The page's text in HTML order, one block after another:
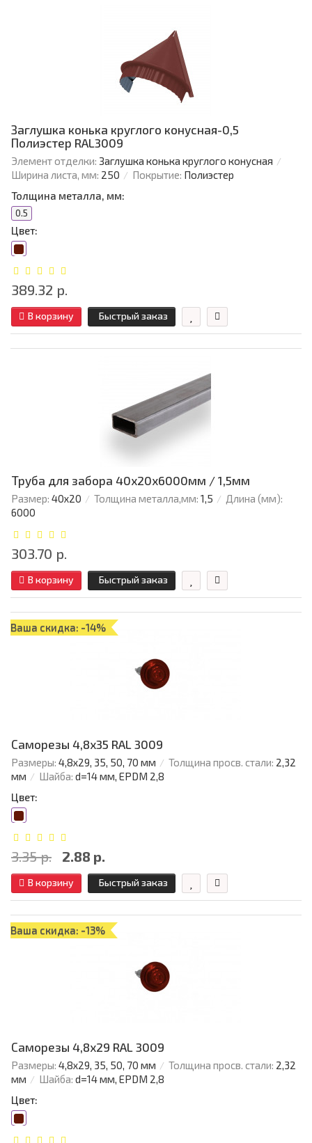
Заглушка конька круглого конусная-0,5
Полиэстер RAL3009
Элемент отделки: Заглушка конька круглого конусная
Ширина листа, мм: 250 Покрытие: Полиэстер
Толщина металла, мм:
0.5
Цвет:
389.32 р.
В корзину Быстрый заказ
Труба для забора 40х20x6000мм / 1,5мм
Размер: 40х20 Толщина металла,мм: 1,5
Длина (мм):
6000
303.70 р.
В корзину Быстрый заказ
Ваша скидка: -14%
Саморезы 4,8х35 RAL 3009
Размеры: 4,8х29, 35, 50, 70 мм Толщина просв. стали: 2,32
мм
Шайба: d=14 мм, EPDM 2,8
Цвет:
3.35 р. 2.88 р.
В корзину Быстрый заказ
Ваша скидка: -13%
Саморезы 4,8х29 RAL 3009
Размеры: 4,8х29, 35, 50, 70 мм Толщина просв. стали: 2,32
мм
Шайба: d=14 мм, EPDM 2,8
Цвет: